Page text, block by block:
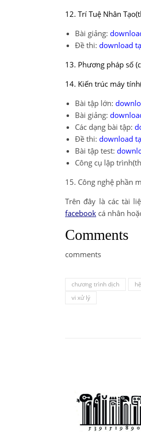
12. Trí Tuệ Nhân
Bài giảng:
Đề thi: download
13. Phương pháp số
14. Kiến trúc máy
Bài tập lớn:
Bài giảng:
Các dạng bài tập:
Đề thi: download
Bài tập test:
Công cụ lập
15. Công nghệ phần
Trên đây là các tài
facebook cá nhân
Comments
comments
chương trình dịch
vi xử lý